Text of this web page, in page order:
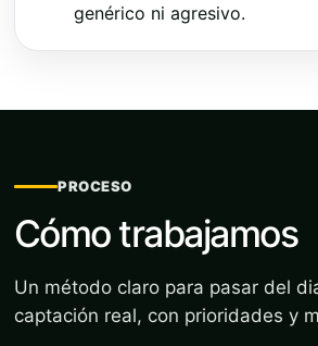
genérico ni agresivo.
PROCESO
Cómo trabajamos
Un método claro para pasar del
captación real, con prioridades y